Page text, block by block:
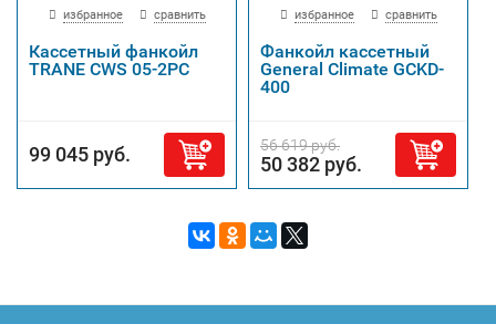
избранное сравнить
Кассетный фанкойл
TRANE CWS 05-2PC
99 045 руб.
избранное сравнить
Фанкойл кассетный
General Climate GCKD-
400
56 619 руб.
50 382 руб.